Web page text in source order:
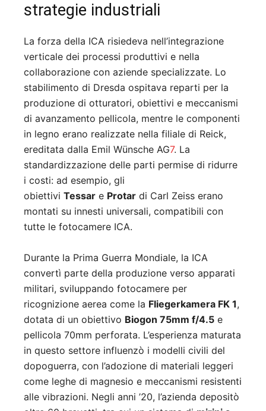
strategie industriali
La forza della ICA risiedeva nell’integrazione
verticale dei processi produttivi e nella
collaborazione con aziende specializzate. Lo
stabilimento di Dresda ospitava reparti per la
produzione di otturatori, obiettivi e meccanismi
di avanzamento pellicola, mentre le componenti
in legno erano realizzate nella filiale di Reick,
ereditata dalla Emil Wünsche AG7. La
standardizzazione delle parti permise di ridurre
i costi: ad esempio, gli
obiettivi Tessar e Protar di Carl Zeiss erano
montati su innesti universali, compatibili con
tutte le fotocamere ICA.
Durante la Prima Guerra Mondiale, la ICA
convertì parte della produzione verso apparati
militari, sviluppando fotocamere per
ricognizione aerea come la Fliegerkamera FK 1,
dotata di un obiettivo Biogon 75mm f/4.5 e
pellicola 70mm perforata. L’esperienza maturata
in questo settore influenzò i modelli civili del
dopoguerra, con l’adozione di materiali leggeri
come leghe di magnesio e meccanismi resistenti
alle vibrazioni. Negli anni ’20, l’azienda depositò